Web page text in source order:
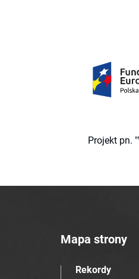
Projekt pn.
Mapa strony
Rekordy